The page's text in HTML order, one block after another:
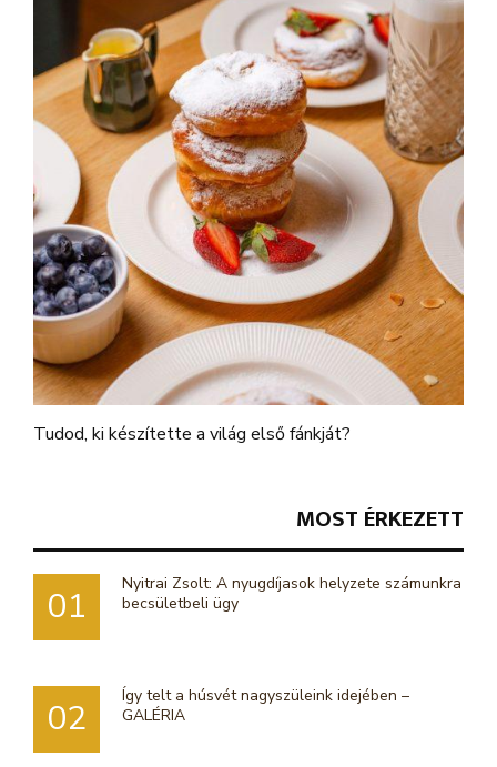
Tudod, ki készítette a világ első fánkját?
MOST ÉRKEZETT
01
Nyitrai Zsolt: A nyugdíjasok helyzete számunkra
becsületbeli ügy
02
Így telt a húsvét nagyszüleink idejében –
GALÉRIA